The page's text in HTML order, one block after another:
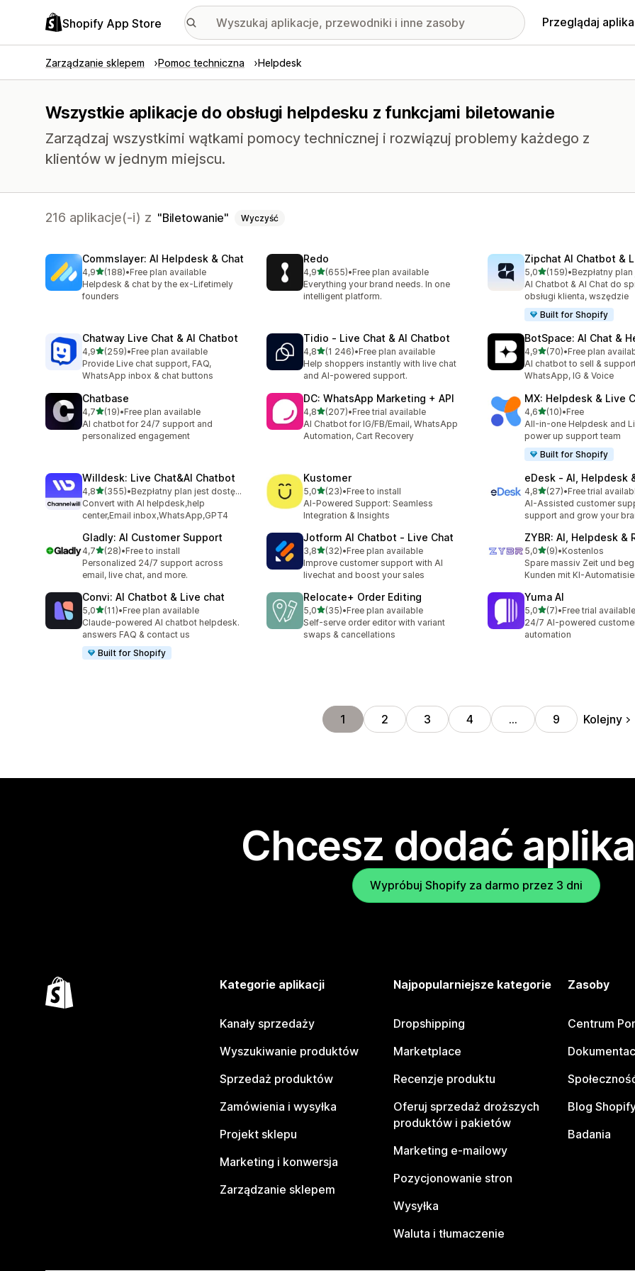
Shopify App Store Przeglądaj
Zarządzanie sklepem Pomoc techniczna Helpdesk
Wszystkie aplikacje do obsługi helpdesku z funkcjami biletowanie
Zarządzaj wszystkimi wątkami pomocy technicznej i rozwiązuj problemy każdego z
klientów w jednym miejscu.
216 aplikacje(-i) z Biletowanie Wyczyść
Commslayer: AI Helpdesk & Chat
4,9na 5 gwiazdek
(188)
Łączna liczba recenzji: 188
•Free plan available
Helpdesk & chat by the ex-Lifetimely
founders
Redo
4,9na 5 gwiazdek
(655)
Łączna liczba recenzji: 655
•Free plan available
Everything your brand needs. In one
intelligent platform.
Zipchat AI Chatbot &
5,0na 5 gwiazdek
(159)
Łączna liczba recenzji: 159
•
AI Chatbot & AI Chat do
obsługi klienta, wszędzie
Built for Shopify
Chatway Live Chat & AI Chatbot
4,9na 5 gwiazdek
(259)
Łączna liczba recenzji: 259
•Free plan available
Provide Live chat support, FAQ,
WhatsApp inbox & chat buttons
Tidio ‑ Live Chat & AI Chatbot
4,8na 5 gwiazdek
(1 246)
Łączna liczba recenzji: 1246
•Free plan available
Help shoppers instantly with live chat
and AI-powered support.
BotSpace: AI Chat &
4,9na 5 gwiazdek
(70)
Łączna liczba recenzji: 70
•Free plan
AI chatbot to sell &
WhatsApp, IG & Voice
Chatbase
4,7na 5 gwiazdek
(19)
Łączna liczba recenzji: 19
•Free plan available
AI chatbot for 24/7 support and
personalized engagement
DC: WhatsApp Marketing + API
4,8na 5 gwiazdek
(207)
Łączna liczba recenzji: 207
•Free trial available
AI Chatbot for IG/FB/Email, WhatsApp
Automation, Cart Recovery
MX: Helpdesk & Live
4,6na 5 gwiazdek
(10)
Łączna liczba recenzji: 10
•Free
All-in-one Helpdesk and
power up support team
Built for Shopify
Willdesk: Live Chat&AI Chatbot
4,8na 5 gwiazdek
(355)
Łączna liczba recenzji: 355
•
Bezpłatny plan jest dostępny
Convert with AI helpdesk,help
center,Email inbox,WhatsApp,GPT4
Kustomer
5,0na 5 gwiazdek
(23)
Łączna liczba recenzji: 23
•Free to install
AI-Powered Support: Seamless
Integration & Insights
eDesk ‑ AI, Helpdesk
4,8na 5 gwiazdek
(27)
Łączna liczba recenzji: 27
•Free trial
AI-Assisted customer
support and grow your
Gladly: AI Customer Support
4,7na 5 gwiazdek
(28)
Łączna liczba recenzji: 28
•Free to install
Personalized 24/7 support across
email, live chat, and more.
Jotform AI Chatbot ‑ Live Chat
3,8na 5 gwiazdek
(32)
Łączna liczba recenzji: 32
•Free plan available
Improve customer support with AI
livechat and boost your sales
ZYBR: AI, Helpdesk &
5,0na 5 gwiazdek
(9)
Łączna liczba recenzji: 9
•Kostenlos
Spare massiv Zeit und
Kunden mit KI-
Convi: AI Chatbot & Live chat
5,0na 5 gwiazdek
(11)
Łączna liczba recenzji: 11
•Free plan available
Claude-powered AI chatbot helpdesk.
answers FAQ & contact us
Built for Shopify
Relocate+ Order Editing
5,0na 5 gwiazdek
(35)
Łączna liczba recenzji: 35
•Free plan available
Self-serve order editor with variant
swaps & cancellations
Yuma AI
5,0na 5 gwiazdek
(7)
Łączna liczba recenzji: 7
•Free trial available
24/7 AI-powered
automation
1 2 3 4 … 9 Kolejny
Chcesz dodać
Wypróbuj Shopify za darmo przez 3 dni
Kategorie aplikacji
Kanały sprzedaży
Wyszukiwanie produktów
Sprzedaż produktów
Zamówienia i wysyłka
Projekt sklepu
Marketing i konwersja
Zarządzanie sklepem
Najpopularniejsze kategorie
Dropshipping
Marketplace
Recenzje produktu
Oferuj sprzedaż droższych
produktów i pakietów
Marketing e-mailowy
Pozycjonowanie stron
Wysyłka
Waluta i tłumaczenie
Zasoby
Centrum
Blog
Badania